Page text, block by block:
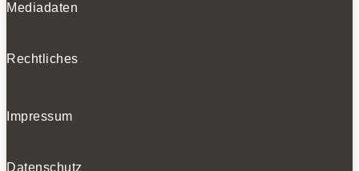
Mediadaten
Rechtliches
Impressum
Datenschutz